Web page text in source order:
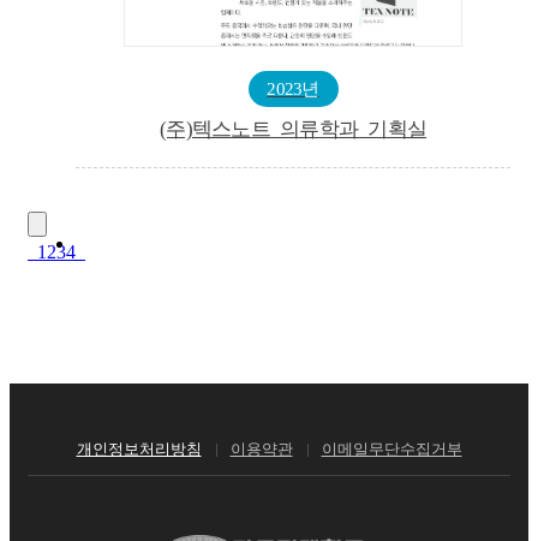
2023년
(주)텍스노트_의류학과_기획실
1 234
개인정보처리방침 이용약관 이메일무단수집거부